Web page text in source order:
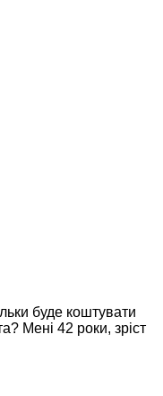
буде коштувати
Мені 42 роки, зріст